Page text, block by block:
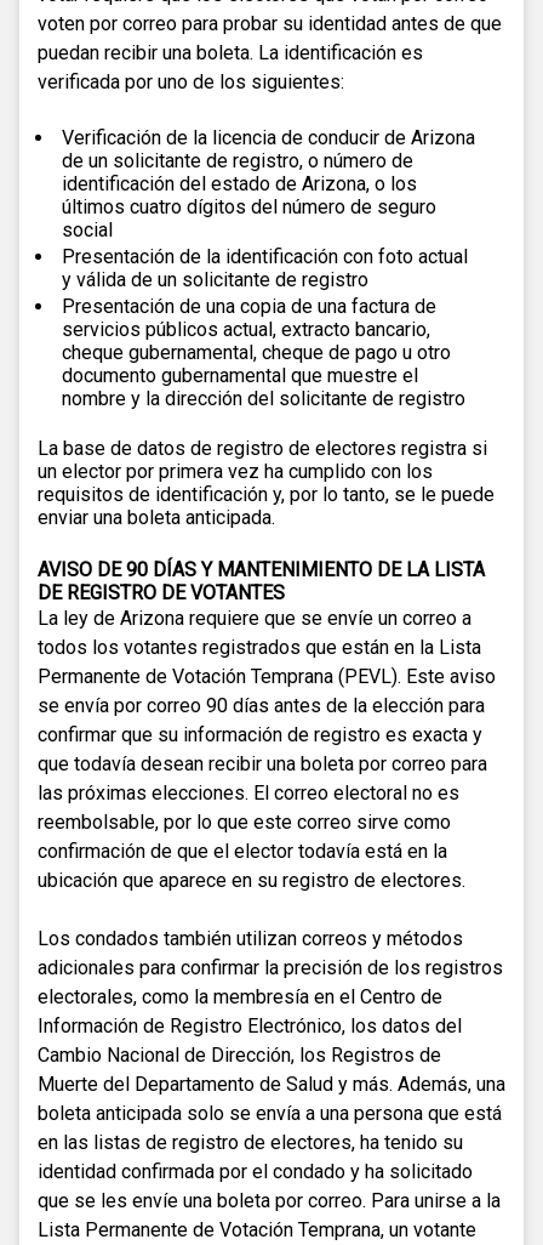
voten por correo para probar su identidad antes de que
puedan recibir una boleta. La identificación es
verificada por uno de los siguientes:
Verificación de la licencia de conducir de Arizona
de un solicitante de registro, o número de
identificación del estado de Arizona, o los
últimos cuatro dígitos del número de seguro
social
Presentación de la identificación con foto actual
y válida de un solicitante de registro
Presentación de una copia de una factura de
servicios públicos actual, extracto bancario,
cheque gubernamental, cheque de pago u otro
documento gubernamental que muestre el
nombre y la dirección del solicitante de registro
La base de datos de registro de electores registra si
un elector por primera vez ha cumplido con los
requisitos de identificación y, por lo tanto, se le puede
enviar una boleta anticipada.
AVISO DE 90 DÍAS Y MANTENIMIENTO DE LA LISTA
DE REGISTRO DE VOTANTES
La ley de Arizona requiere que se envíe un correo a
todos los votantes registrados que están en la Lista
Permanente de Votación Temprana (PEVL). Este aviso
se envía por correo 90 días antes de la elección para
confirmar que su información de registro es exacta y
que todavía desean recibir una boleta por correo para
las próximas elecciones. El correo electoral no es
reembolsable, por lo que este correo sirve como
confirmación de que el elector todavía está en la
ubicación que aparece en su registro de electores.
Los condados también utilizan correos y métodos
adicionales para confirmar la precisión de los registros
electorales, como la membresía en el Centro de
Información de Registro Electrónico, los datos del
Cambio Nacional de Dirección, los Registros de
Muerte del Departamento de Salud y más. Además, una
boleta anticipada solo se envía a una persona que está
en las listas de registro de electores, ha tenido su
identidad confirmada por el condado y ha solicitado
que se les envíe una boleta por correo. Para unirse a la
Lista Permanente de Votación Temprana, un votante